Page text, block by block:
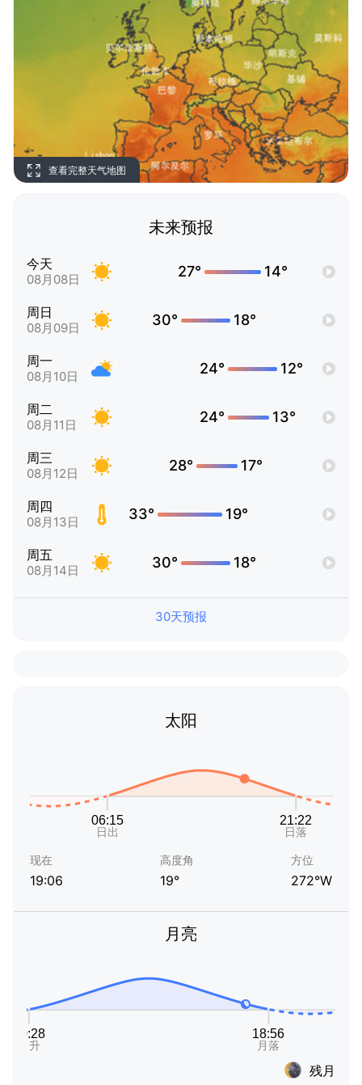
查看完整天气地图
未来预报
今天
08月08日 27° 14°
周日
08月09日 30° 18°
周一
08月10日 24° 12°
周二
08月11日 24° 13°
周三
08月12日 28° 17°
周四
08月13日 33° 19°
周五
08月14日 30° 18°
30天预报
太阳
现在
19:06
高度角
19°
方位
272°W
月亮
残月